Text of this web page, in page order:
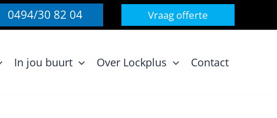
0494/30 82 04 Vraag offerte
In jou buurt Over Lockplus Contact